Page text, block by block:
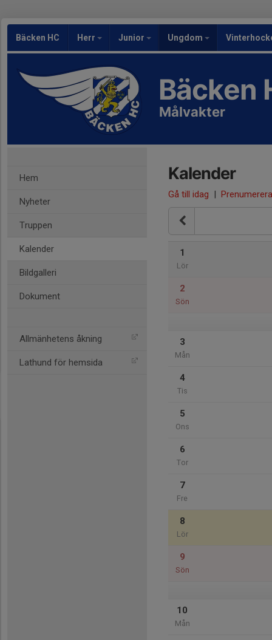
Bäcken HC Herr Junior Ungdom
Bäcken
Målvakter
Hem
Nyheter
Truppen
Kalender
Bildgalleri
Dokument
Allmänhetens åkning
Lathund för hemsida
Kalender
Gå till idag | Prenumerera
1
Lör
2
Sön
3
Mån
4
Tis
5
Ons
6
Tor
7
Fre
8
Lör
9
Sön
10
Mån